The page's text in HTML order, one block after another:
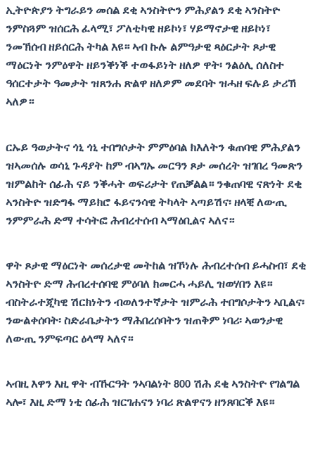
ኢትዮጵያን ትግራይን መሰል ደቂ ኣንስትዮን ምሕያልን ደቂ ኣንስትዮ
ንምስጓም ዝሰርሕ ፈላሚ፣ ፖለቲካዊ ዘይኮነ፣ ሃይማኖታዊ ዘይኮነ፣
ንመኽሰብ ዘይሰርሕ ትካል እዩ። ኣብ ኩሉ ልምዓታዊ ጻዕርታት ጾታዊ
ማዕርነት ንምዕዋት ዘይንቕነቕ ተወፋይነት ዘለዎ ዋት፡ ንልዕሊ ሰለስተ
ዓሰርተታት ዓመታት ዝጸንሐ ጽልዋ ዘለዎም መደባት ዝሓዘ ፍሉይ ታሪኽ
ኣለዎ።
ርኡይ ዓወታትና ጎኒ ጎኒ ተበግሶታት ምምዕባል ክእለትን ቁጠባዊ ምሕያልን
ዝኣመሰሉ ወሳኒ ጉዳያት ከም ብኣግኡ መርዓን ጾታ መሰረት ዝገበረ ዓመጽን
ዝምልከት ሰፊሕ ናይ ንቕሓት ወፍሪታት የጠቓልል። ንቁጠባዊ ናጽነት ደቂ
ኣንስትዮ ዝድግፋ ማይክሮ ፋይናንሳዊ ትካላት ኣጣይሽና፡ ዘላቒ ለውጢ
ንምምራሕ ድማ ተሳትፎ ሕብረተሰብ ኣማዕቢልና ኣለና።
ዋት ጾታዊ ማዕርነት መሰረታዊ መትከል ዝኾነሉ ሕብረተሰብ ይሓስብ፣ ደቂ
ኣንስትዮ ድማ ሕብረተሰባዊ ምዕባለ ክመርሓ ሓይሊ ዝወሃበን እዩ።
ብስትራተጂካዊ ሽርክነትን ብወለንተኛታት ዝምራሕ ተበግሶታትን ኣቢልና፡
ንውልቀሰባት፡ ስድራቤታትን ማሕበረሰባትን ዝጠቅም ነባሪ፡ ኣወንታዊ
ለውጢ ንምፍጣር ዕላማ ኣለና።
ኣብዚ እዋን እዚ ዋት ብኹርዓት ንኣባልነት 800 ሽሕ ደቂ ኣንስትዮ የገልግል
ኣሎ፣ እዚ ድማ ነቲ ሰፊሕ ዝርገሐናን ነባሪ ጽልዋናን ዘንጸባርቕ እዩ።